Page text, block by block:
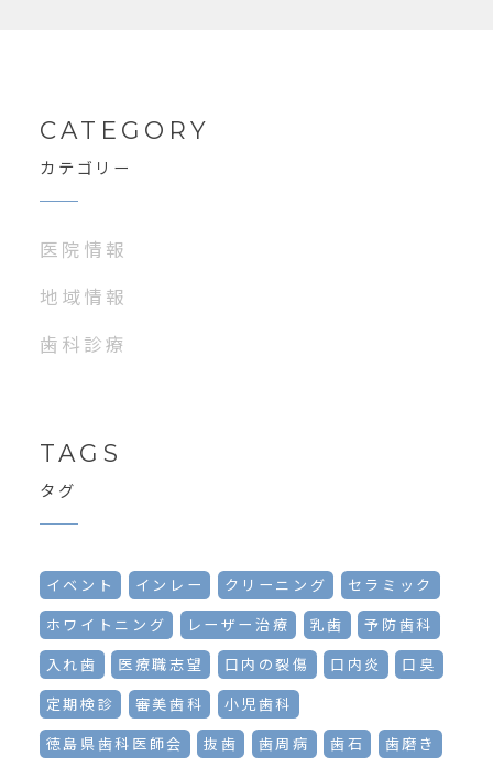
CATEGORY
カテゴリー
医院情報
地域情報
歯科診療
TAGS
タグ
イベント インレー クリーニング
セラミック
ホワイトニング
レーザー治療 乳歯
予防歯科
入れ歯
医療職志望 口内の裂傷 口内炎
口臭
定期検診
審美歯科
小児歯科
徳島県歯科医師会
抜歯 歯周病 歯石
歯磨き